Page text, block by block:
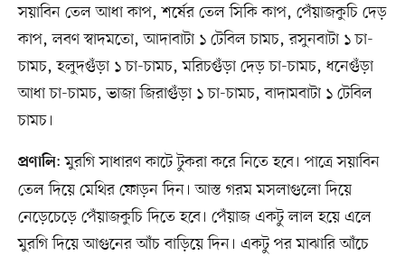
সয়াবিন তেল আধা কাপ, শর্ষের তেল সিকি কাপ, পেঁয়াজকুচি দেড়
কাপ, লবণ স্বাদমতো, আদাবাটা ১ টেবিল চামচ, রসুনবাটা ১ চা-
চামচ, হলুদগুঁড়া ১ চা-চামচ, মরিচগুঁড়া দেড় চা-চামচ, ধনেগুঁড়া
আধা চা-চামচ, ভাজা জিরাগুঁড়া ১ চা-চামচ, বাদামবাটা ১ টেবিল
চামচ।
প্রণালি: মুরগি সাধারণ কাটে টুকরা করে নিতে হবে। পাত্রে সয়াবিন
তেল দিয়ে মেথির ফোড়ন দিন। আস্ত গরম মসলাগুলো দিয়ে
নেড়েচেড়ে পেঁয়াজকুচি দিতে হবে। পেঁয়াজ একটু লাল হয়ে এলে
মুরগি দিয়ে আগুনের আঁচ বাড়িয়ে দিন। একটু পর মাঝারি আঁচে